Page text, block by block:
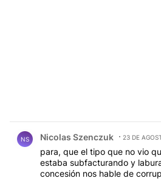
NS Nicolas Szenczuk 23 DE
para, que el tipo que no vio
estaba subfacturando y
concesión nos hable de